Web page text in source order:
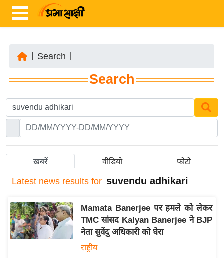
ज़ा
ख
र
ष्ट्री
अं
र्रा
ष्ट्री
य
Search
Search
ख़बरें वीडियो फोटो
Latest news results for suvendu adhikari
Mamata Banerjee पर हमले को लेकर
TMC सांसद Kalyan Banerjee ने BJP
नेता सुवेंदु अधिकारी को घेरा
राष्ट्रीय